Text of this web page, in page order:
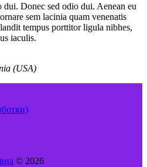
dui. Donec sed odio dui. Aenean eu
sem lacinia quam venenatis
tempus porttitor ligula nibhes,
iaculis.
(USA)
© 2026